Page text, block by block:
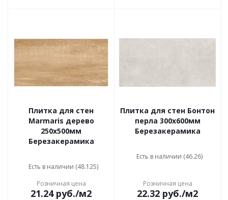
Плитка для стен
Marmaris дерево
250x500мм
Березакерамика
Есть в наличии (48.125)
Розничная цена
21.24руб./м2
Плитка для стен Бонтон
перла 300x600мм
Березакерамика
Есть в наличии (46.26)
Розничная цена
22.32 руб./м2